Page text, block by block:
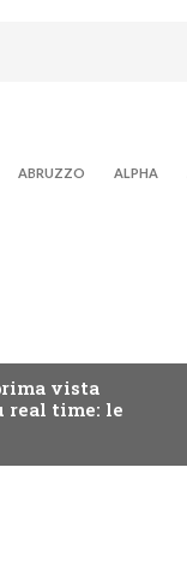
ABRUZZO ALPHA
vista
real time: le